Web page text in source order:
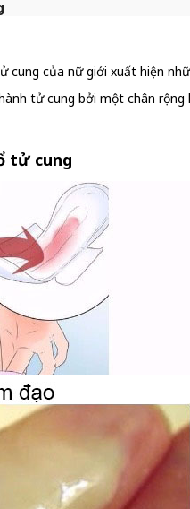
cung của nữ giới xuất hiện
tử cung bởi một chân
tử cung